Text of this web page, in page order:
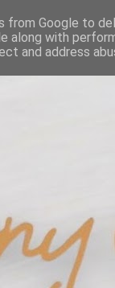
from Google to
along with
and address